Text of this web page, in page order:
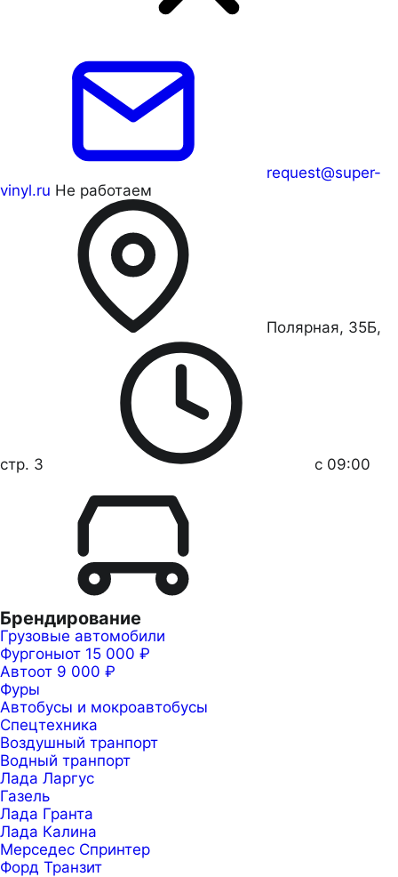
request@super-
vinyl.ru Не работаем
Полярная, 35Б,
стр. 3 с 09:00
Брендирование
Грузовые автомобили
Фургоныот 15 000 ₽
Автоот 9 000 ₽
Фуры
Автобусы и мокроавтобусы
Спецтехника
Воздушный транпорт
Водный транпорт
Лада Ларгус
Газель
Лада Гранта
Лада Калина
Мерседес Спринтер
Форд Транзит